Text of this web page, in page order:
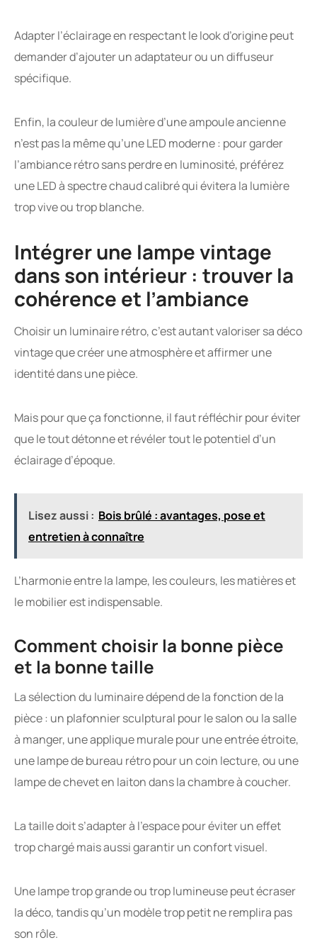
Adapter l’éclairage en respectant le look d’origine peut
demander d’ajouter un adaptateur ou un diffuseur
spécifique.
Enfin, la couleur de lumière d’une ampoule ancienne
n’est pas la même qu’une LED moderne : pour garder
l’ambiance rétro sans perdre en luminosité, préférez
une LED à spectre chaud calibré qui évitera la lumière
trop vive ou trop blanche.
Intégrer une lampe vintage
dans son intérieur : trouver la
cohérence et l’ambiance
Choisir un luminaire rétro, c’est autant valoriser sa déco
vintage que créer une atmosphère et affirmer une
identité dans une pièce.
Mais pour que ça fonctionne, il faut réfléchir pour éviter
que le tout détonne et révéler tout le potentiel d’un
éclairage d’époque.
Lisez aussi : Bois brûlé : avantages, pose et
entretien à connaître
L’harmonie entre la lampe, les couleurs, les matières et
le mobilier est indispensable.
Comment choisir la bonne pièce
et la bonne taille
La sélection du luminaire dépend de la fonction de la
pièce : un plafonnier sculptural pour le salon ou la salle
à manger, une applique murale pour une entrée étroite,
une lampe de bureau rétro pour un coin lecture, ou une
lampe de chevet en laiton dans la chambre à coucher.
La taille doit s’adapter à l’espace pour éviter un effet
trop chargé mais aussi garantir un confort visuel.
Une lampe trop grande ou trop lumineuse peut écraser
la déco, tandis qu’un modèle trop petit ne remplira pas
son rôle.